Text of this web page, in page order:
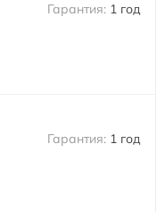
1 год
1 год